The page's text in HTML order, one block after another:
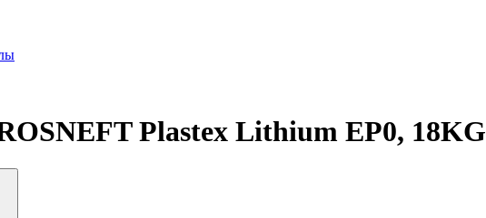
Plastex Lithium EP0, 18KG